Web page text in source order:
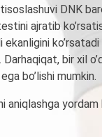
DNK
ajratib
ko’rsatadi
bir xil
bo’lishi mumkin.
yordam